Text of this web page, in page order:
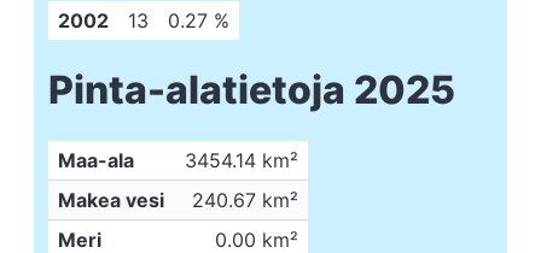
2002 13 0.27 %
Pinta-alatietoja 2025
Maa-ala
3454.14 km²
Makea vesi
240.67 km²
Meri
0.00 km²